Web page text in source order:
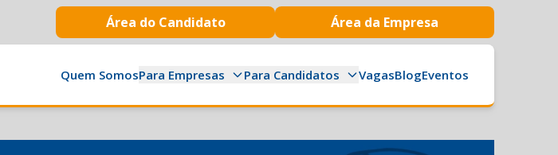
Área do Candidato Área da Empresa
Quem SomosPara Empresas Para Candidatos VagasBlogEventos